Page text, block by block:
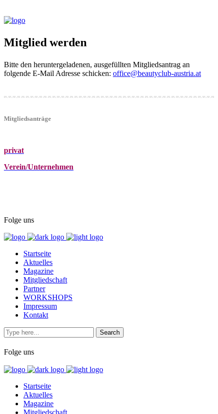
Mitglied werden
Bitte den heruntergeladenen, ausgefüllten Mitgliedsantrag an
folgende E-Mail Adresse schicken: office@beautyclub-austria.at
Mitgliedsanträge
privat
Verein/Unternehmen
Folge uns
Startseite
Aktuelles
Magazine
Mitgliedschaft
Partner
WORKSHOPS
Impressum
Kontakt
Folge uns
Startseite
Aktuelles
Magazine